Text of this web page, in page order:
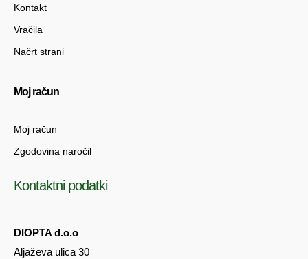
Kontakt
Vračila
Načrt strani
Moj račun
Moj račun
Zgodovina naročil
Kontaktni podatki
DIOPTA d.o.o
Aljaževa ulica 30